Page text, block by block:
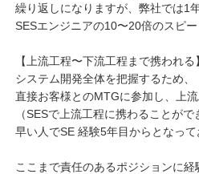
繰り返しになりますが、弊社では1
SESエンジニアの10〜20倍のスピ
【上流工程〜下流工程まで携われる】
システム開発全体を把握するため、
直接お客様とのMTGに参加し、上
（SESで上流工程に携わることがで
早い人でSE 経験5年目からとなっ
ここまで責任のあるポジションに